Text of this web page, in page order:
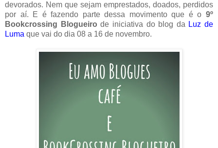
devorados. Nem que sejam emprestados, doados, perdidos
por aí. E é fazendo parte dessa movimento que é o 9º
Bookcrossing Blogueiro de iniciativa do blog da Luz de
Luma que vai do dia 08 a 16 de novembro.